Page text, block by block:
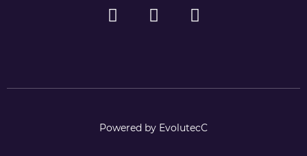
Powered by EvolutecC